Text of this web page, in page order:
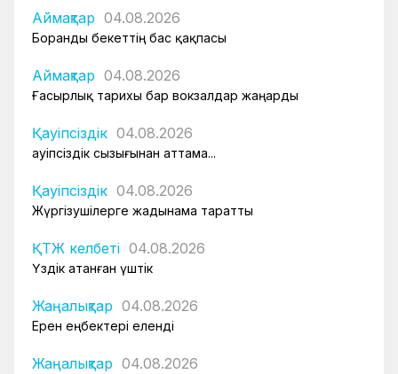
Аймақтар 04.08.2026
Боранды бекеттің бас қақпасы
Аймақтар 04.08.2026
Ғасырлық тарихы бар вокзалдар жаңарды
Қауіпсіздік 04.08.2026
Қауіпсіздік сызығынан аттама...
Қауіпсіздік 04.08.2026
Жүргізушілерге жадынама таратты
ҚТЖ келбеті 04.08.2026
Үздік атанған үштік
Жаңалықтар 04.08.2026
Ерен еңбектері еленді
Жаңалықтар 04.08.2026